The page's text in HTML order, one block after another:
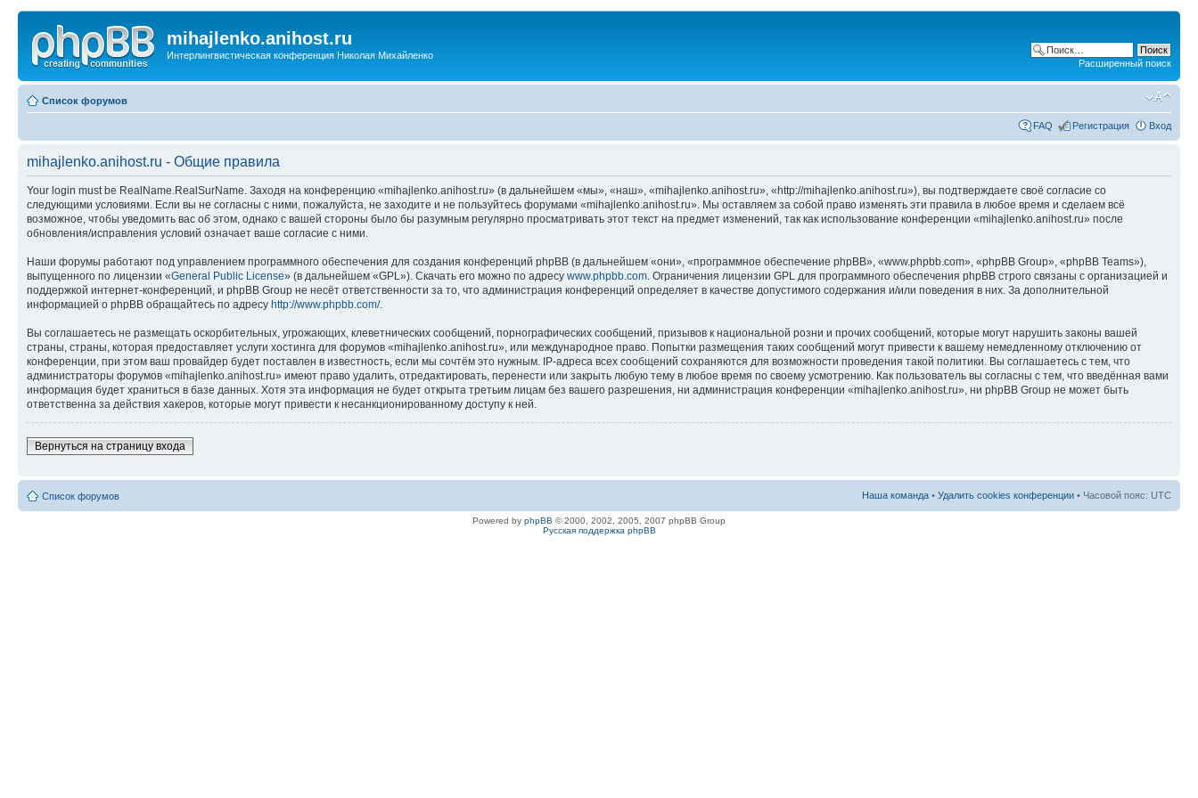
mihajlenko.anihost.ru
Интерлингвистическая конференция Николая Михайленко
Расширенный поиск
Список форумов
FAQ Регистрация Вход
mihajlenko.anihost.ru - Общие правила
Your login must be RealName.RealSurName. Заходя на конференцию «mihajlenko.anihost.ru» (в дальнейшем «мы», «наш», «mihajlenko.anihost.ru», «http://mihajlenko.anihost.ru»), вы подтверждаете своё согласие со
следующими условиями. Если вы не согласны с ними, пожалуйста, не заходите и не пользуйтесь форумами «mihajlenko.anihost.ru». Мы оставляем за собой право изменять эти правила в любое время и сделаем всё
возможное, чтобы уведомить вас об этом, однако с вашей стороны было бы разумным регулярно просматривать этот текст на предмет изменений, так как использование конференции «mihajlenko.anihost.ru» после
обновления/исправления условий означает ваше согласие с ними.
Наши форумы работают под управлением программного обеспечения для создания конференций phpBB (в дальнейшем «они», «программное обеспечение phpBB», «www.phpbb.com», «phpBB Group», «phpBB Teams»),
выпущенного по лицензии «General Public License» (в дальнейшем «GPL»). Скачать его можно по адресу www.phpbb.com . Ограничения лицензии GPL для программного обеспечения phpBB строго связаны с организацией и
поддержкой интернет-конференций, и phpBB Group не несёт ответственности за то, что администрация конференций определяет в качестве допустимого содержания и/или поведения в них. За дополнительной
информацией о phpBB обращайтесь по адресу http://www.phpbb.com/.
Вы соглашаетесь не размещать оскорбительных, угрожающих, клеветнических сообщений, порнографических сообщений, призывов к национальной розни и прочих сообщений, которые могут нарушить законы вашей
страны, страны, которая предоставляет услуги хостинга для форумов «mihajlenko.anihost.ru», или международное право. Попытки размещения таких сообщений могут привести к вашему немедленному отключению от
конференции, при этом ваш провайдер будет поставлен в известность, если мы сочтём это нужным. IP-адреса всех сообщений сохраняются для возможности проведения такой политики. Вы соглашаетесь с тем, что
администраторы форумов «mihajlenko.anihost.ru» имеют право удалить, отредактировать, перенести или закрыть любую тему в любое время по своему усмотрению. Как пользователь вы согласны с тем, что введённая вами
информация будет храниться в базе данных. Хотя эта информация не будет открыта третьим лицам без вашего разрешения, ни администрация конференции «mihajlenko.anihost.ru», ни phpBB Group не может быть
ответственна за действия хакеров, которые могут привести к несанкционированному доступу к ней.
Вернуться на страницу входа
Список форумов Наша команда • Удалить cookies конференции • Часовой пояс: UTC
Powered by phpBB © 2000, 2002, 2005, 2007 phpBB Group
Русская поддержка phpBB